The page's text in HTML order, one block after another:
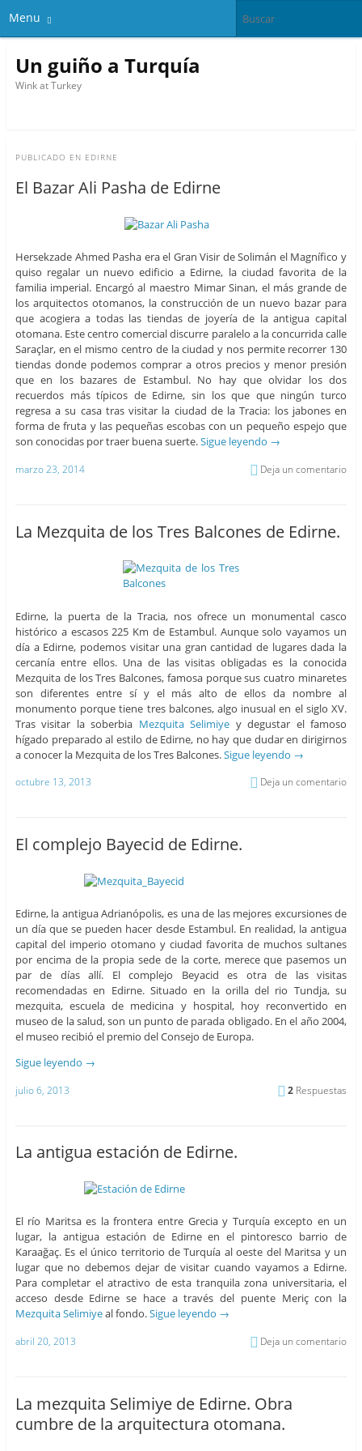
Menu
Un guiño a Turquía
Wink at Turkey
PUBLICADO EN EDIRNE
El Bazar Ali Pasha de Edirne
Hersekzade Ahmed Pasha era el Gran Visir de Solimán el Magnífico y
quiso regalar un nuevo edificio a Edirne, la ciudad favorita de la
familia imperial. Encargó al maestro Mimar Sinan, el más grande de
los arquitectos otomanos, la construcción de un nuevo bazar para
que acogiera a todas las tiendas de joyería de la antigua capital
otomana. Este centro comercial discurre paralelo a la concurrida calle
Saraçlar, en el mismo centro de la ciudad y nos permite recorrer 130
tiendas donde podemos comprar a otros precios y menor presión
que en los bazares de Estambul. No hay que olvidar los dos
recuerdos más típicos de Edirne, sin los que que ningún turco
regresa a su casa tras visitar la ciudad de la Tracia: los jabones en
forma de fruta y las pequeñas escobas con un pequeño espejo que
son conocidas por traer buena suerte.Sigue leyendo →
marzo 23, 2014 Deja un comentario
La Mezquita de los Tres Balcones de Edirne.
Edirne, la puerta de la Tracia, nos ofrece un monumental casco
histórico a escasos 225 Km de Estambul. Aunque solo vayamos un
día a Edirne, podemos visitar una gran cantidad de lugares dada la
cercanía entre ellos. Una de las visitas obligadas es la conocida
Mezquita de los Tres Balcones, famosa porque sus cuatro minaretes
son diferentes entre sí y el más alto de ellos da nombre al
monumento porque tiene tres balcones, algo inusual en el siglo XV.
Tras visitar la soberbia Mezquita Selimiye y degustar el famoso
hígado preparado al estilo de Edirne, no hay que dudar en dirigirnos
a conocer la Mezquita de los Tres Balcones.Sigue leyendo →
octubre 13, 2013 Deja un comentario
El complejo Bayecid de Edirne.
Edirne, la antigua Adrianópolis, es una de las mejores excursiones de
un día que se pueden hacer desde Estambul. En realidad, la antigua
capital del imperio otomano y ciudad favorita de muchos sultanes
por encima de la propia sede de la corte, merece que pasemos un
par de días allí. El complejo Beyacid es otra de las visitas
recomendadas en Edirne. Situado en la orilla del rio Tundja, su
mezquita, escuela de medicina y hospital, hoy reconvertido en
museo de la salud, son un punto de parada obligado. En el año 2004,
el museo recibió el premio del Consejo de Europa.
Sigue leyendo →
julio 6, 2013 2 Respuestas
La antigua estación de Edirne.
El río Maritsa es la frontera entre Grecia y Turquía excepto en un
lugar, la antigua estación de Edirne en el pintoresco barrio de
Karaağaç. Es el único territorio de Turquía al oeste del Maritsa y un
lugar que no debemos dejar de visitar cuando vayamos a Edirne.
Para completar el atractivo de esta tranquila zona universitaria, el
acceso desde Edirne se hace a través del puente Meriç con la
Mezquita Selimiyeal fondo.Sigue leyendo →
abril 20, 2013 Deja un comentario
La mezquita Selimiye de Edirne. Obra
cumbre de la arquitectura otomana.